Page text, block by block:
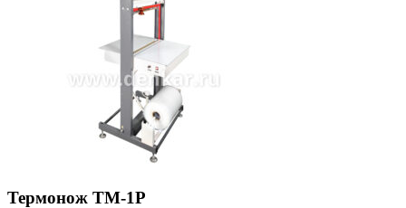
Термонож ТМ-1Р